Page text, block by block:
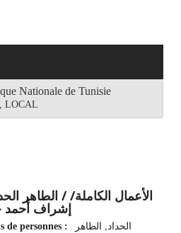
Nationale de Tunisie
LOCAL
الأعمال الكاملة/ / الطاهر
إشراف أحمد
de personnes :
الحداد, الطاهر‏